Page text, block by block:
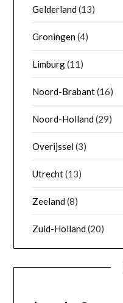
Gelderland(13)
Groningen(4)
Limburg(11)
Noord-Brabant(16)
Noord-Holland(29)
Overijssel(3)
Utrecht(13)
Zeeland(8)
Zuid-Holland(20)